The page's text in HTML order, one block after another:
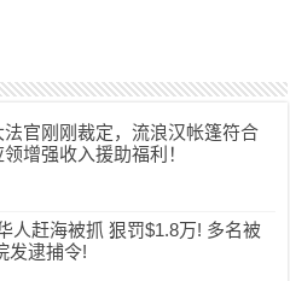
法官刚刚裁定，流浪汉帐篷符合
增强收入援助福利！
人赶海被抓 狠罚$1.8万! 多名被
发逮捕令!